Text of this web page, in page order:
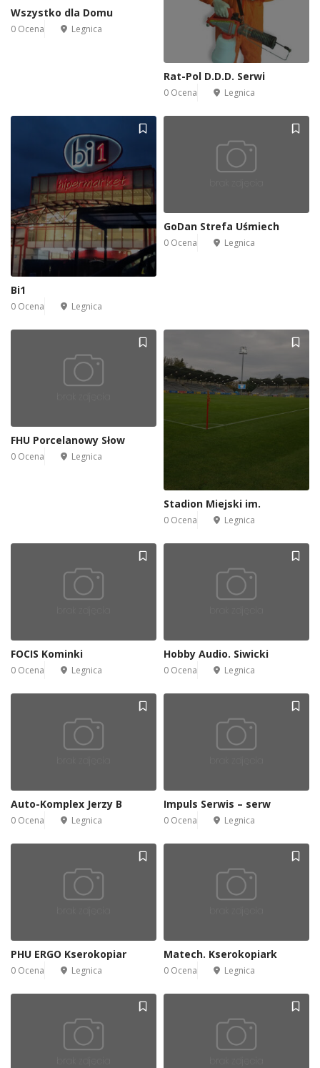
Wszystko dla Domu
0 Ocena Legnica
Rat-Pol D.D.D. Serwi
0 Ocena Legnica
Bi1
0 Ocena Legnica
GoDan Strefa Uśmiech
0 Ocena Legnica
FHU Porcelanowy Słow
0 Ocena Legnica
Stadion Miejski im.
0 Ocena Legnica
FOCIS Kominki
0 Ocena Legnica
Hobby Audio. Siwicki
0 Ocena Legnica
Auto-Komplex Jerzy B
0 Ocena Legnica
Impuls Serwis – serw
0 Ocena Legnica
PHU ERGO Kserokopiar
0 Ocena Legnica
Matech. Kserokopiark
0 Ocena Legnica